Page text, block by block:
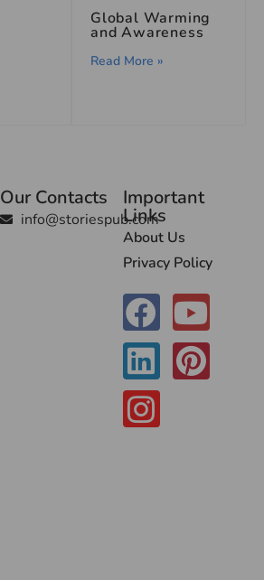
Global Warming
and Awareness
Read More »
Our Contacts
info@storiespub.com
Important
Links
About Us
Privacy Policy